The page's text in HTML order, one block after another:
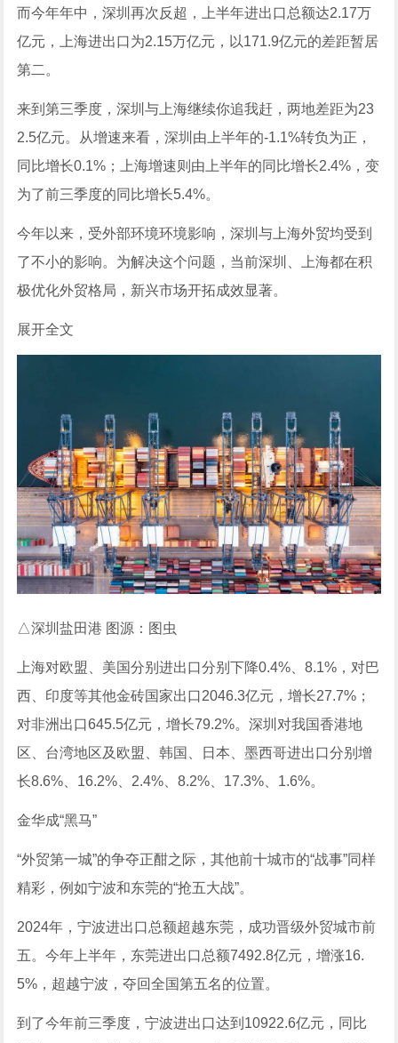
而今年年中，深圳再次反超，上半年进出口总额达2.17万
亿元，上海进出口为2.15万亿元，以171.9亿元的差距暂居
第二。
来到第三季度，深圳与上海继续你追我赶，两地差距为23
2.5亿元。从增速来看，深圳由上半年的-1.1%转负为正，
同比增长0.1%；上海增速则由上半年的同比增长2.4%，变
为了前三季度的同比增长5.4%。
今年以来，受外部环境环境影响，深圳与上海外贸均受到
了不小的影响。为解决这个问题，当前深圳、上海都在积
极优化外贸格局，新兴市场开拓成效显著。
展开全文
△深圳盐田港 图源：图虫
上海对欧盟、美国分别进出口分别下降0.4%、8.1%，对巴
西、印度等其他金砖国家出口2046.3亿元，增长27.7%；
对非洲出口645.5亿元，增长79.2%。深圳对我国香港地
区、台湾地区及欧盟、韩国、日本、墨西哥进出口分别增
长8.6%、16.2%、2.4%、8.2%、17.3%、1.6%。
金华成“黑马”
“外贸第一城”的争夺正酣之际，其他前十城市的“战事”同样
精彩，例如宁波和东莞的“抢五大战”。
2024年，宁波进出口总额超越东莞，成功晋级外贸城市前
五。今年上半年，东莞进出口总额7492.8亿元，增涨16.
5%，超越宁波，夺回全国第五名的位置。
到了今年前三季度，宁波进出口达到10922.6亿元，同比